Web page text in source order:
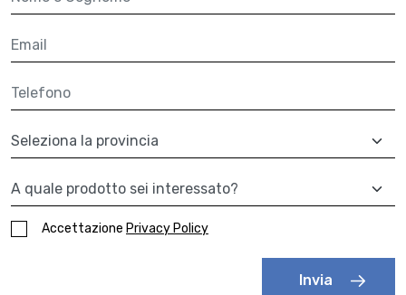
Email
Telefono
Provincia
A quale prodotto sei interessato?
Accettazione Privacy Policy
Invia